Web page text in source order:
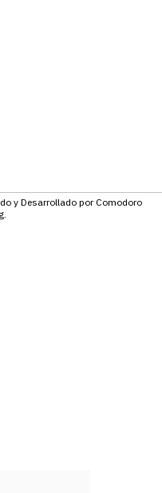
y Desarrollado por Comodoro